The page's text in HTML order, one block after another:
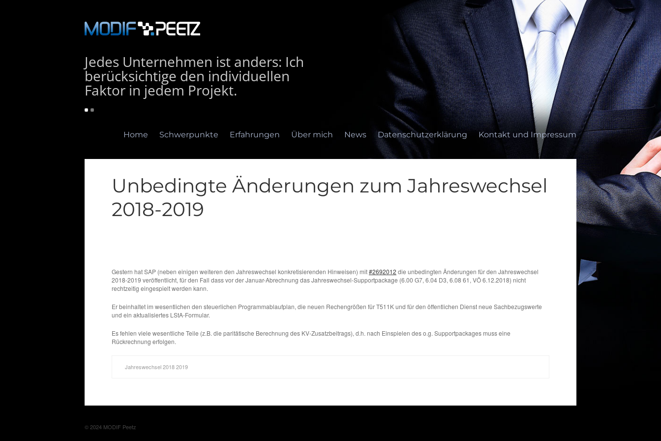
Jedes Unternehmen ist anders: Ich
berücksichtige den individuellen
Faktor in jedem Projekt.
Home Schwerpunkte Erfahrungen Über mich News Datenschutzerklärung Kontakt und Impressum
Home Schwerpunkte
Unbedingte Änderungen zum Jahreswechsel
2018-2019
Gestern hat SAP (neben einigen weiteren den Jahreswechsel konkretisierenden Hinweisen) mit#2692012 die unbedingten Änderungen für den Jahreswechsel
2018-2019 veröffentlicht, für den Fall dass vor der Januar-Abrechnung das Jahreswechsel-Supportpackage (6.00 G7, 6.04 D3, 6.08 61, VÖ 6.12.2018) nicht
rechtzeitig eingespielt werden kann.
Er beinhaltet im wesentlichen den steuerlichen Programmablaufplan, die neuen Rechengrößen für T511K und für den öffentlichen Dienst neue Sachbezugswerte
und ein aktualisiertes LStA-Formular.
Es fehlen viele wesentliche Teile (z.B. die paritätische Berechnung des KV-Zusatzbeitrags), d.h. nach Einspielen des o.g. Supportpackages muss eine
Rückrechnung erfolgen.
Jahreswechsel 2018 2019
© 2024 MODIF Peetz